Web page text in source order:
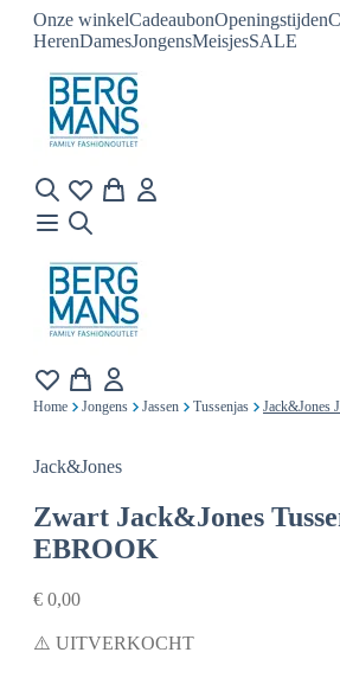
Onze winkelCadeaubonOpeningstijden
HerenDamesJongensMeisjesSALE
Home Jongens Jassen Tussenjas Jack&Jones
Jack&Jones
Zwart Jack&Jones
EBROOK
€ 0,00
⚠️ UITVERKOCHT